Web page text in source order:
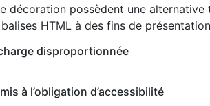
décoration possèdent une alternative
HTML à des fins de
disproportionnée
à l’obligation d’accessibilité